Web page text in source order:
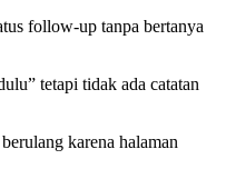
follow-up tanpa bertanya
tetapi tidak ada catatan
karena halaman